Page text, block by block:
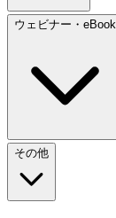
ウェビナー・eBook
その他